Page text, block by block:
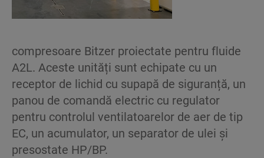
compresoare Bitzer proiectate pentru fluide
A2L. Aceste unități sunt echipate cu un
receptor de lichid cu supapă de siguranță, un
panou de comandă electric cu regulator
pentru controlul ventilatoarelor de aer de tip
EC, un acumulator, un separator de ulei și
presostate HP/BP.